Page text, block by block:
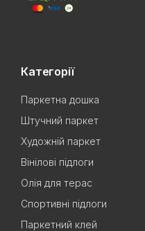
Категорії
Паркетна дошка
Штучний паркет
Художній паркет
Вінілові підлоги
Олія для терас
Спортивні підлоги
Паркетний клей